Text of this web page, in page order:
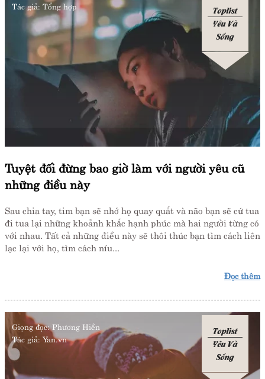
Tác giả: Tổng hợp
Toplist
Yêu Và
Sống
Tuyệt đối đừng bao giờ làm với người yêu cũ
những điều này
Sau chia tay, tim bạn sẽ nhớ họ quay quắt và não bạn sẽ cứ tua
đi tua lại những khoảnh khắc hạnh phúc mà hai người từng có
với nhau. Tất cả những điều này sẽ thôi thúc bạn tìm cách liên
lạc lại với họ, tìm cách níu...
Đọc thêm
Giọng đọc: Phương Hiền
Tác giả: Yan.vn
Toplist
Yêu Và
Sống